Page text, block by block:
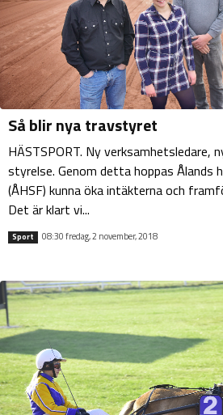
Så blir nya travstyret
HÄSTSPORT. Ny verksamhetsledare,
styrelse. Genom detta hoppas Ålands
(ÅHSF) kunna öka intäkterna och
Det är klart vi...
Sport 08:30 fredag, 2 november, 2018